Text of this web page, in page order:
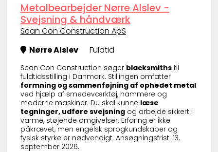
Metalbearbejder Nørre Alslev -
Svejsning & håndværk
Scan Con Construction ApS
Nørre Alslev
Fuldtid
Scan Con Construction søger blacksmiths til
fuldtidsstilling i Danmark. Stillingen omfatter
formning og sammenføjning af ophedet metal
ved hjælp af smedeværktøj, hammere og
moderne maskiner. Du skal kunne læse
tegninger, udføre svejsning og arbejde sikkert i
varme, støjende omgivelser. Erfaring er ikke
påkrævet, men engelsk sprogkundskaber og
fysisk styrke er nødvendigt. Ansøgningsfrist: 13.
september 2026.